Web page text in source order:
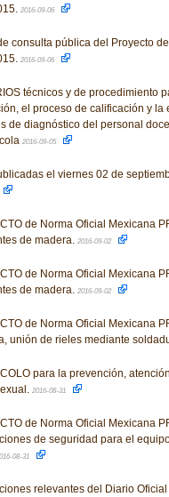
2016-09-06
consulta pública del Proyecto
2016-09-06
técnicos y de procedimiento
el proceso de calificación y
de diagnóstico del personal
2016-09-05
el viernes 02 de
de Norma Oficial Mexicana
de madera. 2016-09-02
de Norma Oficial Mexicana
de madera. 2016-09-02
de Norma Oficial Mexicana
unión de rieles mediante
para la prevención,
2016-08-31
de Norma Oficial Mexicana
de seguridad para el
08-31
relevantes del Diario